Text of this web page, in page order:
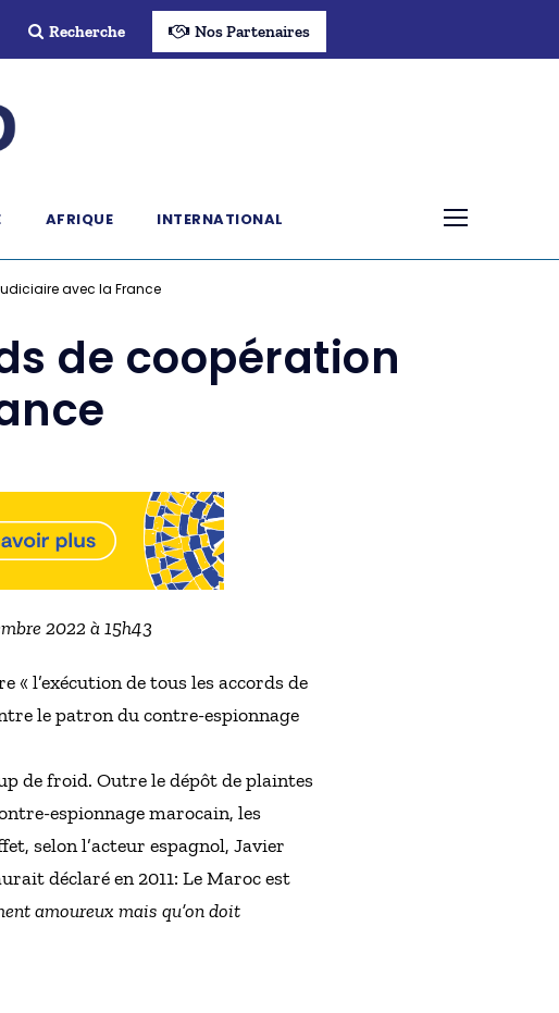
Recherche Nos Partenaires
AFRIQUE INTERNATIONAL
avec la France
de coopération
2022 à 15h43
l’exécution de tous les accords de
le patron du contre-espionnage
de froid. Outre le dépôt de plaintes
espionnage marocain, les
selon l’acteur espagnol, Javier
déclaré en 2011: Le Maroc est
amoureux mais qu’on doit